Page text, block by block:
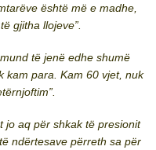
është më e madhe,
gjitha llojeve”.
të jenë edhe shumë
kam para. Kam 60 vjet, nuk
jo aq për shkak të presionit
ndërtesave përreth sa për